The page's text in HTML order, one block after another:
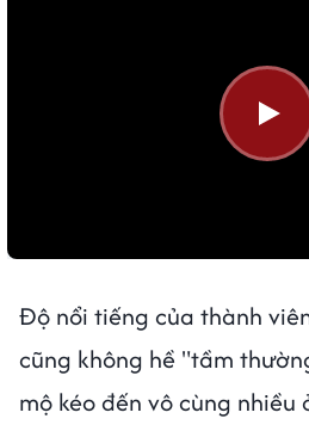
Độ nổi tiếng của thành
cũng không hề "tầm
mộ kéo đến vô cùng nhiều